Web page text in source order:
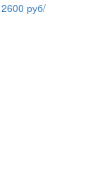
2600 руб/